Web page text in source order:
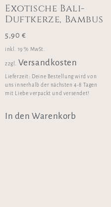
Exotische Bali-
Duftkerze, Bambus
5,90 €
inkl. 19 % MwSt.
zzgl. Versandkosten
Lieferzeit: Deine Bestellung wird von
uns innerhalb der nächsten 4-8 Tagen
mit Liebe verpackt und versendet!
In den Warenkorb